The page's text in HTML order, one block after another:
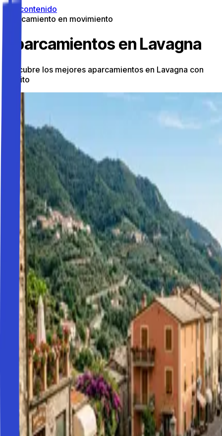
Ir al contenido
Aparcamiento en movimiento
Aparcamientos en Lavagna
Descubre los mejores aparcamientos en Lavagna con
Parkito